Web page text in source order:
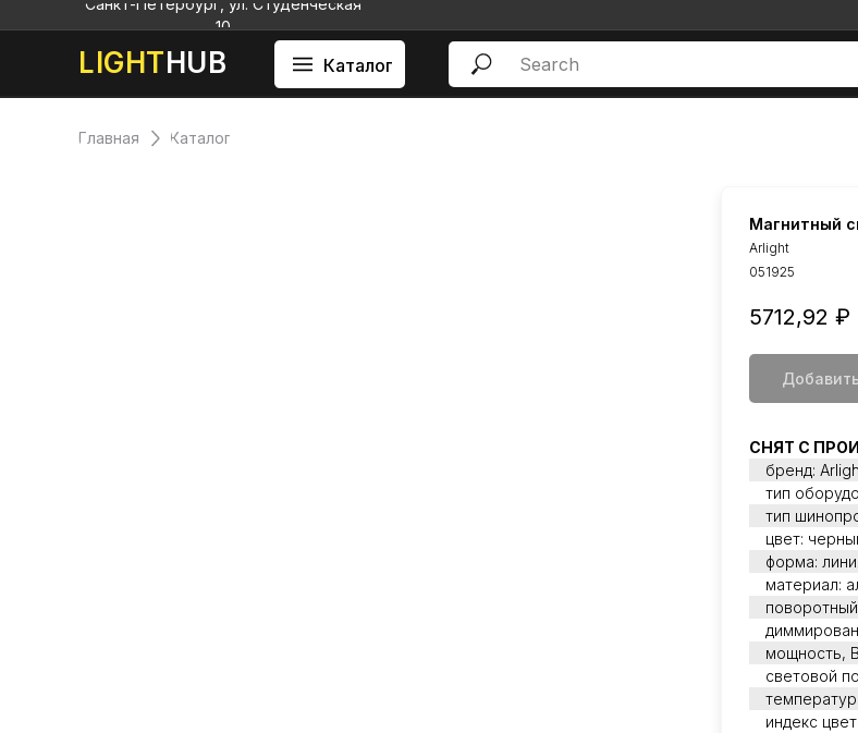
LIGHTHUB
Санкт-Петербург, ул. Студенческая
10
Каталог
Каталог
Главная
Магнитный
Arlight
051925
5712,92 ₽
СНЯТ С
бренд:
тип
тип
цвет:
форма:
материал:
мощность,
световой
индекс